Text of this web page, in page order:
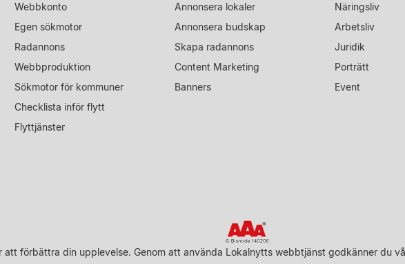
Webbkonto
Egen sökmotor
Radannons
Webbproduktion
Sökmotor för kommuner
Checklista inför flytt
Flyttjänster
Annonsera lokaler
Annonsera budskap
Skapa radannons
Content Marketing
Banners
Näringsliv
Arbetsliv
Juridik
Porträtt
Event
att förbättra din upplevelse. Genom att använda Lokalnytts webbtjänst godkänner du